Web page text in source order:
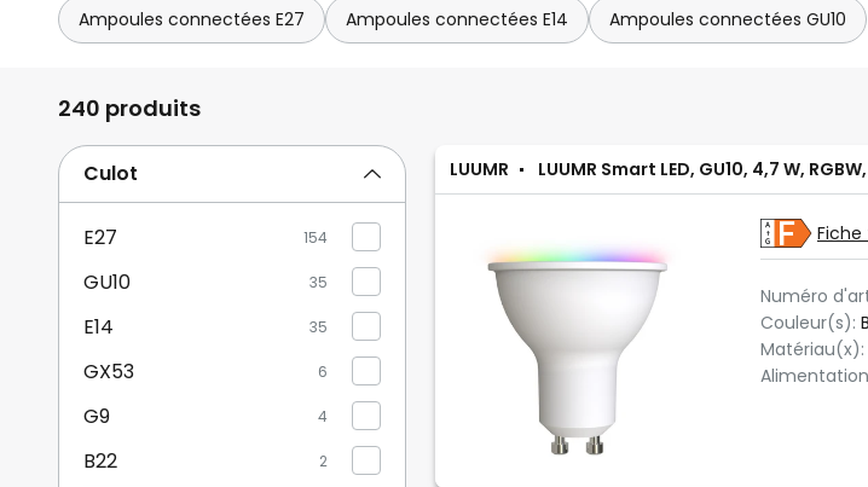
Ampoules connectées E27 Ampoules connectées E14 Ampoules connectées GU10
LUUMR LUUMR Smart LED, GU10, 4,7 W,
Numéro
Couleur(s):
Matériau(x):
Culot
E27 154
GU10 35
E14 35
GX53 6
G9 4
B22 2
240 produits